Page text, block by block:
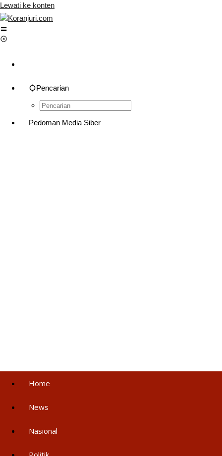
Lewati ke konten
Pencarian
Pedoman Media Siber
Home
News
Nasional